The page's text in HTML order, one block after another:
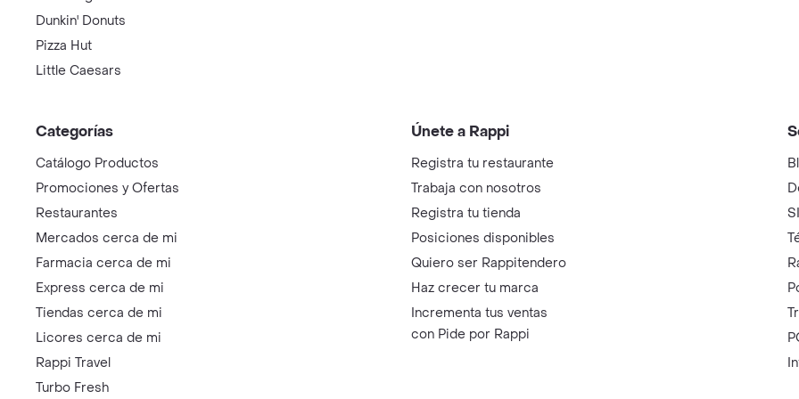
Dunkin' Donuts
Pizza Hut
Little Caesars
Categorías
Catálogo Productos
Promociones y Ofertas
Restaurantes
Mercados cerca de mi
Farmacia cerca de mi
Express cerca de mi
Tiendas cerca de mi
Licores cerca de mi
Rappi Travel
Turbo Fresh
Únete a Rappi
Registra tu restaurante
Trabaja con nosotros
Registra tu tienda
Posiciones disponibles
Quiero ser Rappitendero
Haz crecer tu marca
Incrementa tus ventas
con Pide por Rappi